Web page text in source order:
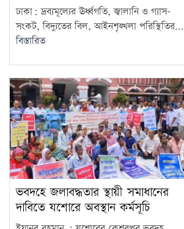
ঢাকা: দ্রব্যমূল্যের ঊর্ধ্বগতি, জ্বালানি ও গ্যাস–
সংকট, বিদ্যুতের বিল, আইনশৃঙ্খলা পরিস্থিতির...
বিস্তারিত
ভবদহে জলাবদ্ধতার স্থায়ী সমাধানের
দাবিতে যশোরে অবস্থান কর্মসূচি